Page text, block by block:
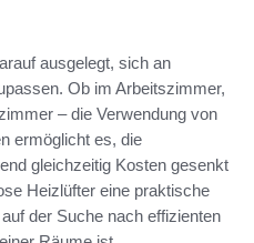
ausgelegt, sich an
Ob im Arbeitszimmer,
– die Verwendung von
ermöglicht es, die
gleichzeitig Kosten gesenkt
Heizlüfter eine praktische
der Suche nach effizienten